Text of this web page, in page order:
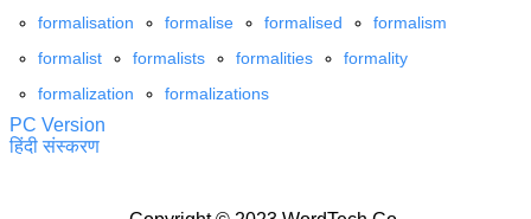
formalisation formalise formalised
formalism
formalist
formalists formalities
formality
formalization
formalizations
PC Version
हिंदी संस्करण